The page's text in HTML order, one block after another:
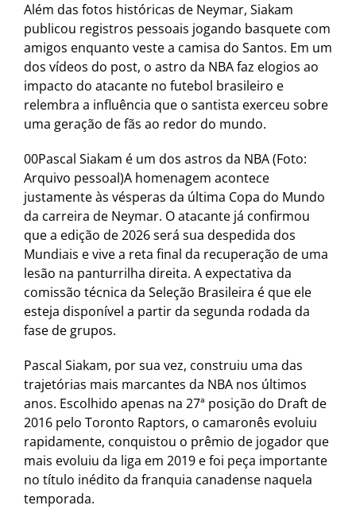
Além das fotos históricas de Neymar, Siakam
publicou registros pessoais jogando basquete com
amigos enquanto veste a camisa do Santos. Em um
dos vídeos do post, o astro da NBA faz elogios ao
impacto do atacante no futebol brasileiro e
relembra a influência que o santista exerceu sobre
uma geração de fãs ao redor do mundo.
00Pascal Siakam é um dos astros da NBA (Foto:
Arquivo pessoal)A homenagem acontece
justamente às vésperas da última Copa do Mundo
da carreira de Neymar. O atacante já confirmou
que a edição de 2026 será sua despedida dos
Mundiais e vive a reta final da recuperação de uma
lesão na panturrilha direita. A expectativa da
comissão técnica da Seleção Brasileira é que ele
esteja disponível a partir da segunda rodada da
fase de grupos.
Pascal Siakam, por sua vez, construiu uma das
trajetórias mais marcantes da NBA nos últimos
anos. Escolhido apenas na 27ª posição do Draft de
2016 pelo Toronto Raptors, o camaronês evoluiu
rapidamente, conquistou o prêmio de jogador que
mais evoluiu da liga em 2019 e foi peça importante
no título inédito da franquia canadense naquela
temporada.